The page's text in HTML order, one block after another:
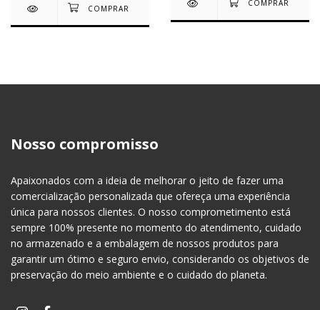
Nosso compromisso
Apaixonados com a ideia de melhorar o jeito de fazer uma
comercialização personalizada que ofereça uma experiência
única para nossos clientes. O nosso comprometimento está
sempre 100% presente no momento do atendimento, cuidado
no armazenado e a embalagem de nossos produtos para
garantir um ótimo e seguro envio, considerando os objetivos de
preservação do meio ambiente e o cuidado do planeta.